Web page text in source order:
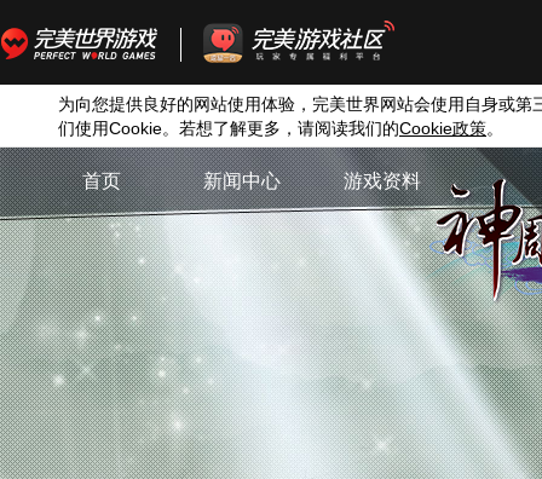
为向您提供良好的网站使用体验，完美世界网站会使用自身或第
们使用Cookie。若想了解更多，请阅读我们的Cookie政策。
首页 新闻中心 游戏资料